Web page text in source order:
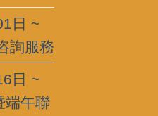
日 ~
詢服務
日 ~
端午聯